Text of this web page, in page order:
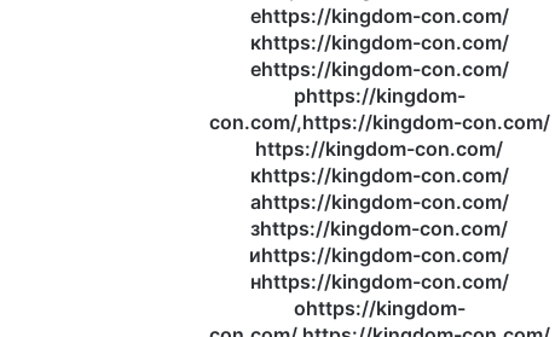
бhttps://kingdom-
уhttps://kingdom-
кhttps://kingdom-
con.com/
мhttps://kingdom-
еhttps://kingdom-
кhttps://kingdom-
еhttps://kingdom-
еhttps://kingdom-con.com/
кhttps://kingdom-con.com/
еhttps://kingdom-con.com/
рhttps://kingdom-
con.com/,https://kingdom-con.com/
https://kingdom-con.com/
кhttps://kingdom-con.com/
аhttps://kingdom-con.com/
зhttps://kingdom-con.com/
иhttps://kingdom-con.com/
нhttps://kingdom-con.com/
оhttps://kingdom-